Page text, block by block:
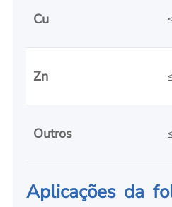
Cu
Zn
Outros
Aplicações da